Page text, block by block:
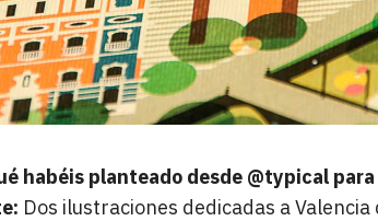
habéis planteado desde @typical
Dos ilustraciones dedicadas a